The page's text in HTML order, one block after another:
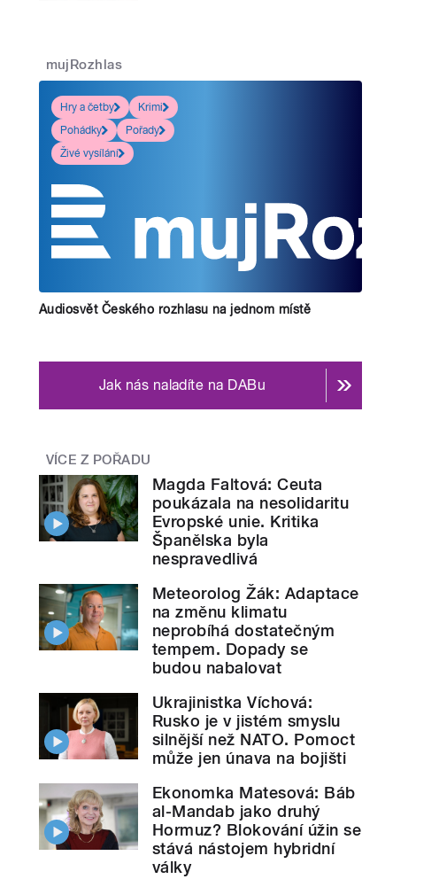
mujRozhlas
Hry a četby
Krimi
Pohádky
Pořady
Živé vysílání
Audiosvět Českého rozhlasu na jednom místě
Jak nás naladíte na DABu
VÍCE Z POŘADU
Magda Faltová: Ceuta
poukázala na nesolidaritu
Evropské unie. Kritika
Španělska byla
nespravedlivá
Meteorolog Žák: Adaptace
na změnu klimatu
neprobíhá dostatečným
tempem. Dopady se
budou nabalovat
Ukrajinistka Víchová:
Rusko je v jistém smyslu
silnější než NATO. Pomoct
může jen únava na bojišti
Ekonomka Matesová: Báb
al-Mandab jako druhý
Hormuz? Blokování úžin se
stává nástojem hybridní
války